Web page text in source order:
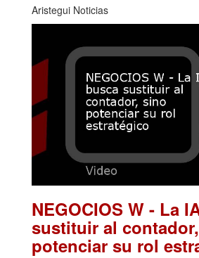
Aristegui Noticias
NEGOCIOS W - La
sustituir al
potenciar su rol